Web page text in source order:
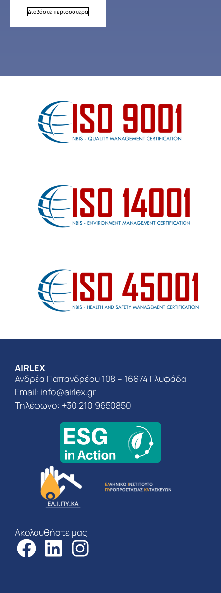
Διαβάστε περισσότερα
AIRLEX
Ανδρέα Παπανδρέου 108 – 16674 Γλυφάδα
Email: info@airlex.gr
Τηλέφωνο: +30 210 9650850
Ακολουθήστε μας